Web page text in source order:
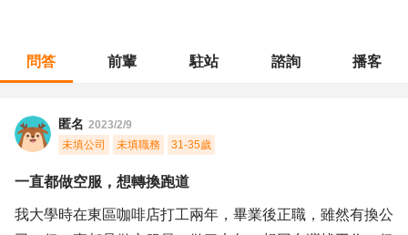
問答 前輩 駐站 諮詢 播客
匿名 2023/2/9
未填公司
未填職務 31-35歲
一直都做空服，想轉換跑道
我大學時在東區咖啡店打工兩年，畢業後正職，雖然有換公